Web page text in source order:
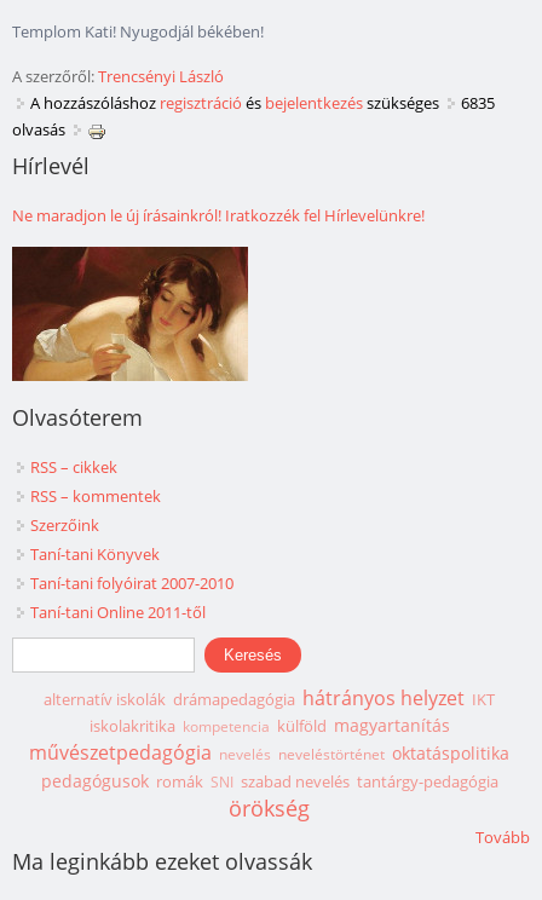
Templom Kati! Nyugodjál békében!
A szerzőről:Trencsényi László
A hozzászóláshoz regisztráció és bejelentkezésszükséges
6835
olvasás
Hírlevél
Ne maradjon le új írásainkról! Iratkozzék fel Hírlevelünkre!
Olvasóterem
RSS – cikkek
RSS – kommentek
Szerzőink
Taní-tani Könyvek
Taní-tani folyóirat 2007-2010
Taní-tani Online 2011-től
Keresés űrlap
Keresés
alternatív iskolák drámapedagógia hátrányos helyzet IKT
iskolakritika kompetencia külföld magyartanítás
művészetpedagógia nevelés neveléstörténet oktatáspolitika
pedagógusok romák SNI szabad nevelés tantárgy-pedagógia
örökség
Tovább
Ma leginkább ezeket olvassák